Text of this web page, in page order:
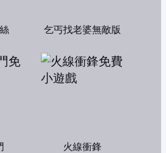
乞丐找老婆無敵版
火線衝鋒